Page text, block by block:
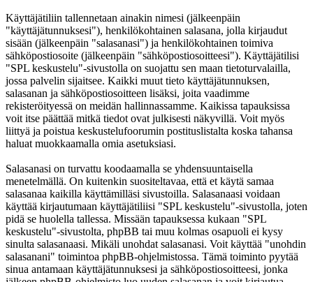
Käyttäjätiliin tallennetaan ainakin nimesi (jälkeenpäin
"käyttäjätunnuksesi"), henkilökohtainen salasana, jolla kirjaudut
sisään (jälkeenpäin "salasanasi") ja henkilökohtainen toimiva
sähköpostiosoite (jälkeenpäin "sähköpostiosoitteesi"). Käyttäjätilisi
"SPL keskustelu"-sivustolla on suojattu sen maan tietoturvalailla,
jossa palvelin sijaitsee. Kaikki muut tieto käyttäjätunnuksen,
salasanan ja sähköpostiosoitteen lisäksi, joita vaadimme
rekisteröityessä on meidän hallinnassamme. Kaikissa tapauksissa
voit itse päättää mitkä tiedot ovat julkisesti näkyvillä. Voit myös
liittyä ja poistua keskustelufoorumin postituslistalta koska tahansa
haluat muokkaamalla omia asetuksiasi.
Salasanasi on turvattu koodaamalla se yhdensuuntaisella
menetelmällä. On kuitenkin suositeltavaa, että et käytä samaa
salasanaa kaikilla käyttämilläsi sivustoilla. Salasanaasi voidaan
käyttää kirjautumaan käyttäjätiliisi "SPL keskustelu"-sivustolla, joten
pidä se huolella tallessa. Missään tapauksessa kukaan "SPL
keskustelu"-sivustolta, phpBB tai muu kolmas osapuoli ei kysy
sinulta salasanaasi. Mikäli unohdat salasanasi. Voit käyttää "unohdin
salasanani" toimintoa phpBB-ohjelmistossa. Tämä toiminto pyytää
sinua antamaan käyttäjätunnuksesi ja sähköpostiosoitteesi, jonka